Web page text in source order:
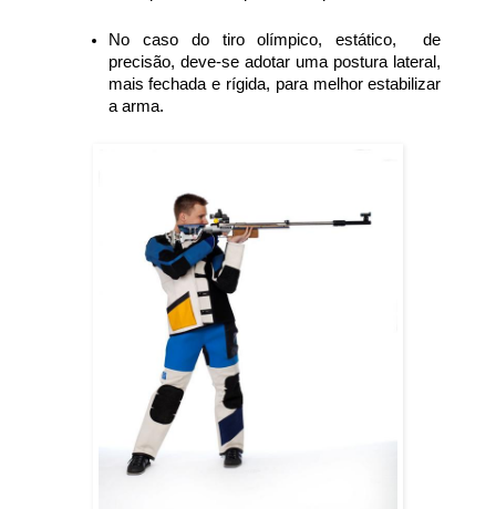
No caso do tiro olímpico, estático, de
precisão, deve-se adotar uma postura lateral,
mais fechada e rígida, para melhor estabilizar
a arma.